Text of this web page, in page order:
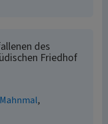
des
Friedhof
Mahnmal